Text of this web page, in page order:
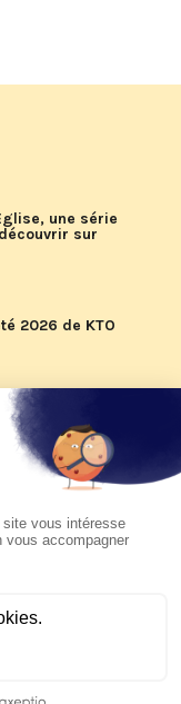
une série
sur
2026 de KTO
pape Léon
sur KTO le
Argentine et
2026